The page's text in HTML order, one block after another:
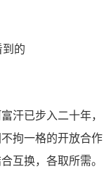
汗已步入二十年，
拘一格的开放合作
互换，各取所需。